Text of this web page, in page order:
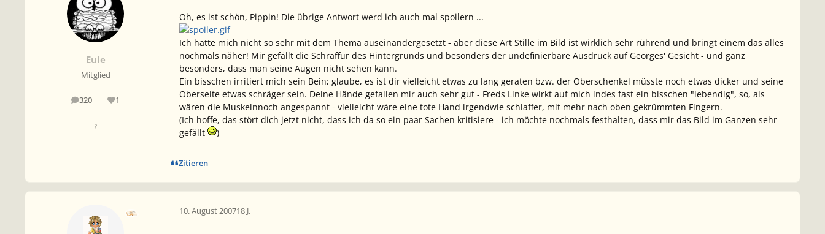
Eule
Mitglied
320
Beiträge 1
Reputation
♀
Oh, es ist schön, Pippin! Die übrige Antwort werd ich auch mal spoilern ...
Ich hatte mich nicht so sehr mit dem Thema auseinandergesetzt - aber diese Art Stille im Bild ist wirklich sehr rührend und bringt einem das alles
nochmals näher! Mir gefällt die Schraffur des Hintergrunds und besonders der undefinierbare Ausdruck auf Georges' Gesicht - und ganz
besonders, dass man seine Augen nicht sehen kann.
Ein bisschen irritiert mich sein Bein; glaube, es ist dir vielleicht etwas zu lang geraten bzw. der Oberschenkel müsste noch etwas dicker und seine
Oberseite etwas schräger sein. Deine Hände gefallen mir auch sehr gut - Freds Linke wirkt auf mich indes fast ein bisschen "lebendig", so, als
wären die Muskelnnoch angespannt - vielleicht wäre eine tote Hand irgendwie schlaffer, mit mehr nach oben gekrümmten Fingern.
(Ich hoffe, das stört dich jetzt nicht, dass ich da so ein paar Sachen kritisiere - ich möchte nochmals festhalten, dass mir das Bild im Ganzen sehr
gefällt
)
Zitieren
10. August 200718 J.